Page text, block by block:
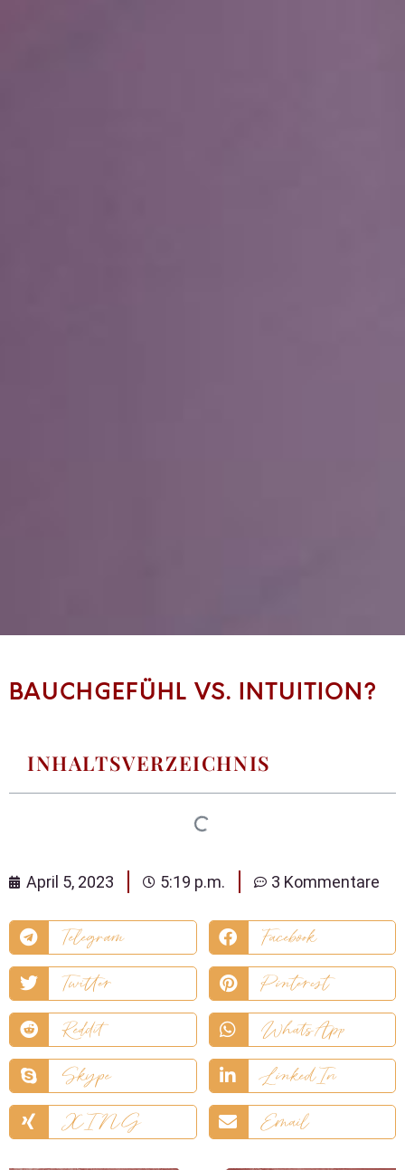
BAUCHGEFÜHL VS. INTUITION?
INHALTSVERZEICHNIS
April 5, 2023 5:19 p.m. 3 Kommentare
Telegram
Facebook
Twitter
Pinterest
Reddit
WhatsApp
Skype
LinkedIn
XING
Email